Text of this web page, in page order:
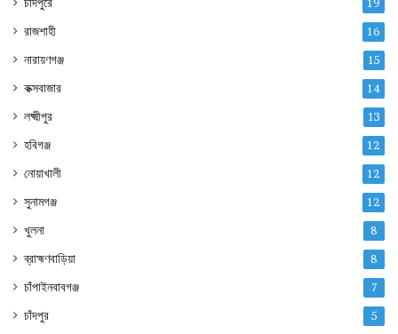
19
রাজশাহী 16
নারায়ণগঞ্জ 15
কক্সবাজার 14
লক্ষ্মীপুর 13
হবিগঞ্জ 12
নোয়াখালী 12
সুনামগঞ্জ 12
খুলনা 8
ব্রাহ্মণবাড়িয়া 8
চাঁপাইনবাবগঞ্জ 7
চাঁদপুর 5